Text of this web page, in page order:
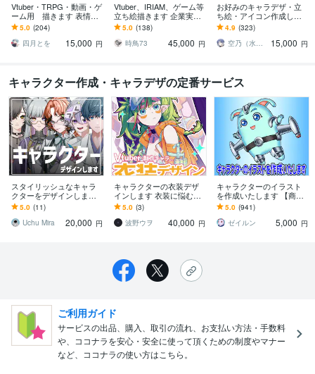
Vtuber・TRPG・動画・ゲ
ーム用 描きます 表情差
分2枚無料付き（腰上～全
身制作の場合）
5.0 (204)
四月とを
15,000 円
Vtuber、IRIAM、ゲーム等
立ち絵描きます 企業実績
多数！ハイクオリティな
イラストをお届けしま
す！
5.0 (138)
時鳥73
45,000 円
お好みのキャラデザ・立
ち絵・アイコン作成しま
す あなただけのキャラク
ターイラストを提供しま
す!
4.9 (323)
空乃（水飴）
15,000 円
キャラクター作成・キャラデザの定番サービス
スタイリッシュなキャラ
クターをデザインします
パーツ分け・モデリン
グ・三面図作成など柔軟
に対応いたします！
5.0 (11)
Uchu Mira
20,000 円
キャラクターの衣装デザ
インします 衣装に悩むVtu
berさんにオススメ！
5.0 (3)
波野ウヲ
40,000 円
キャラクターのイラスト
を作成いたします 【商用
利用可】お客様のイメー
ジを形にします
5.0 (941)
ゼイルン
5,000 円
ご利用ガイド
サービスの出品、購入、取引の流れ、お支払い方法・手数料
や、ココナラを安心・安全に使って頂くための制度やマナー
など、ココナラの使い方はこちら。